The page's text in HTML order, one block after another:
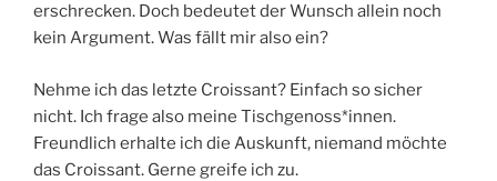
erschrecken. Doch bedeutet der Wunsch allein noch
kein Argument. Was fällt mir also ein?
Nehme ich das letzte Croissant? Einfach so sicher
nicht. Ich frage also meine Tischgenoss*innen.
Freundlich erhalte ich die Auskunft, niemand möchte
das Croissant. Gerne greife ich zu.